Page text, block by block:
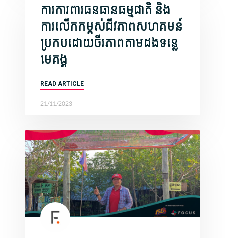
ការការពារធនធានធម្មជាតិ និង
ការលើកកម្ពស់ជីវភាពសហគមន៍
ប្រកបដោយចីរភាពតាមដងទន្លេ
មេគង្គ
READ ARTICLE
21/11/2023